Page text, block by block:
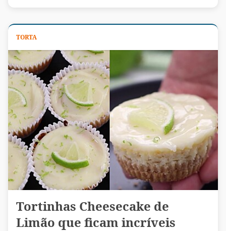
TORTA
Tortinhas Cheesecake de
Limão que ficam incríveis